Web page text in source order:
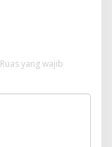
Ruas yang wajib